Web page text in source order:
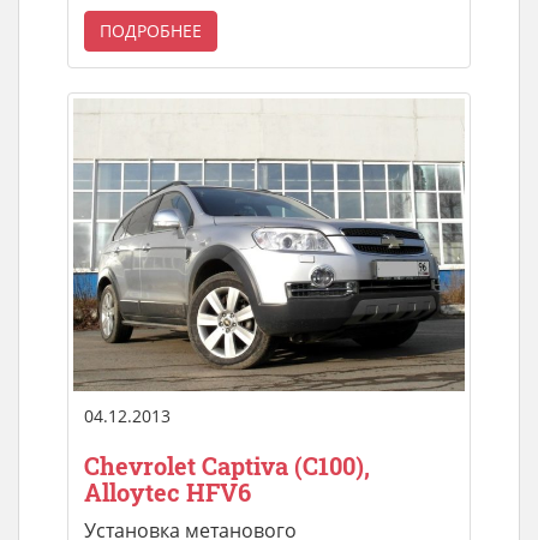
ПОДРОБНЕЕ
04.12.2013
Chevrolet Captiva (C100),
Alloytec HFV6
Установка метанового